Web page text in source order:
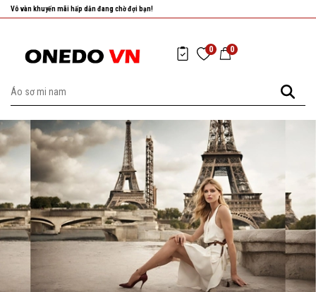
Vô vàn khuyến mãi hấp dẫn đang chờ đợi bạn!
0 0